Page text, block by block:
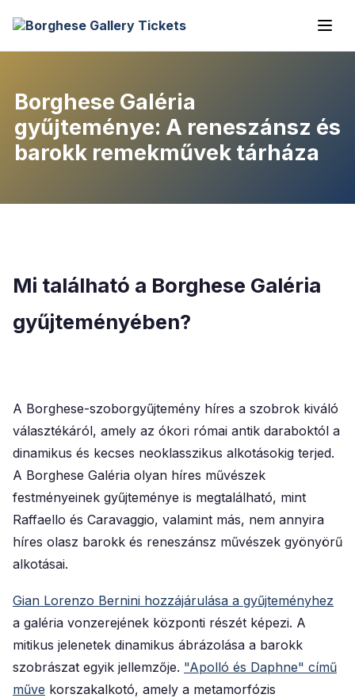
Borghese Galéria
gyűjteménye: A reneszánsz és
barokk remekművek tárháza
Mi található a Borghese Galéria
gyűjteményében?
A Borghese-szoborgyűjtemény híres a szobrok kiváló
választékáról, amely az ókori római antik daraboktól a
dinamikus és kecses neoklasszikus alkotásokig terjed.
A Borghese Galéria olyan híres művészek
festményeinek gyűjteménye is megtalálható, mint
Raffaello és Caravaggio, valamint más, nem annyira
híres olasz barokk és reneszánsz művészek gyönyörű
alkotásai.
Gian Lorenzo Bernini hozzájárulása a gyűjteményhez
a galéria vonzerejének központi részét képezi. A
mitikus jelenetek dinamikus ábrázolása a barokk
szobrászat egyik jellemzője. "Apolló és Daphne" című
műve korszakalkotó, amely a metamorfózis